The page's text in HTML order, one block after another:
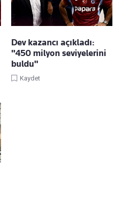
Dev kazancı açıkladı:
"450 milyon seviyelerini
buldu"
Kaydet